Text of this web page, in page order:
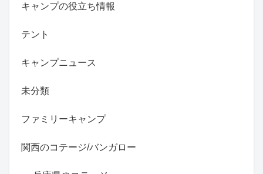
キャンプの役立ち情報
テント
キャンプニュース
未分類
ファミリーキャンプ
関西のコテージ/バンガロー